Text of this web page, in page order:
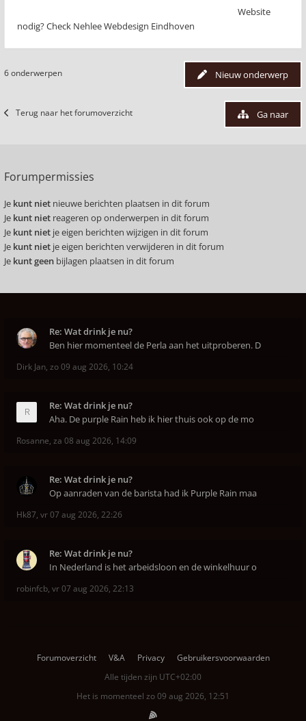
Website
nodig? Check Nehlee Webdesign Eindhoven
Nieuw onderwerp
6 onderwerpen
Terug naar het forumoverzicht Ga naar
Forumpermissies
Je kunt niet nieuwe berichten plaatsen in dit forum
Je kunt niet reageren op onderwerpen in dit forum
Je kunt niet je eigen berichten wijzigen in dit forum
Je kunt niet je eigen berichten verwijderen in dit forum
Je kunt geen bijlagen plaatsen in dit forum
Re: Wat drink je nu?
Ben hier momenteel de Perla aan het uitproberen. D
Dirk Jan, zo 09 aug 2026, 10:24
Re: Wat drink je nu?
Aha. De purple Rain heb ik hier thuis ook op de mo
Rosanne, za 08 aug 2026, 14:09
Re: Wat drink je nu?
Op aanraden van de barista had ik Purple Rain maa
Hk87, vr 07 aug 2026, 22:26
Re: Wat drink je nu?
In Nederland is het arbeidsloon en de winkelhuur o
robinfcb, vr 07 aug 2026, 22:13
Forumoverzicht V&A Privacy
Gebruikersvoorwaarden
Alle tijden zijn UTC+02:00
Het is momenteel zo 09 aug 2026, 12:51